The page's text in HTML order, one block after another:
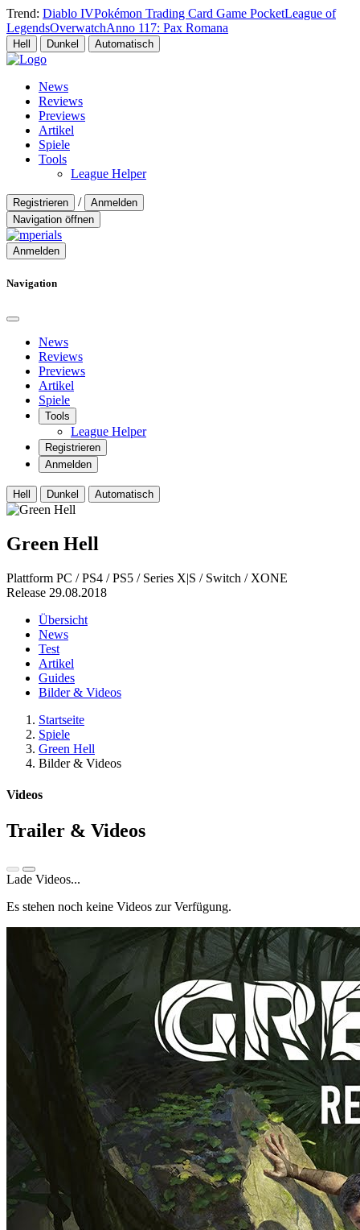
Trend: Diablo IVPokémon Trading Card Game PocketLeague of
LegendsOverwatchAnno 117: Pax Romana
Hell Dunkel Automatisch
News
Reviews
Previews
Artikel
Spiele
Tools
League Helper
Registrieren /
Anmelden
Navigation öffnen
Anmelden
Navigation
News
Reviews
Previews
Artikel
Spiele
Tools
League Helper
Registrieren
Anmelden
Hell Dunkel Automatisch
Green Hell
Plattform PC / PS4 / PS5 / Series X|S / Switch / XONE
Release 29.08.2018
Übersicht
News
Test
Artikel
Guides
Bilder & Videos
Startseite
Spiele
Green Hell
Bilder & Videos
Videos
Trailer & Videos
Lade Videos...
Es stehen noch keine Videos zur Verfügung.